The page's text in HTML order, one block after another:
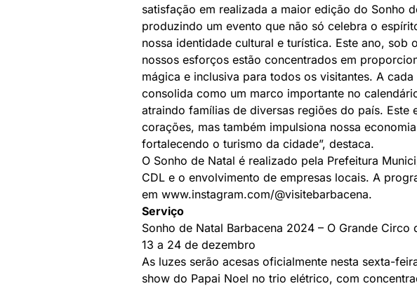
satisfação em realizada a maior edição do Sonho
produzindo um evento que não só celebra o
nossa identidade cultural e turística. Este ano, sob
nossos esforços estão concentrados em
mágica e inclusiva para todos os visitantes. A
consolida como um marco importante no
atraindo famílias de diversas regiões do país. Este
corações, mas também impulsiona nossa
fortalecendo o turismo da cidade”, destaca.
O Sonho de Natal é realizado pela Prefeitura
CDL e o envolvimento de empresas locais. A
em www.instagram.com/@visitebarbacena.
Serviço
Sonho de Natal Barbacena 2024 – O Grande Circo
13 a 24 de dezembro
As luzes serão acesas oficialmente nesta sexta-
show do Papai Noel no trio elétrico, com